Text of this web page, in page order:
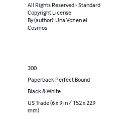
All Rights Reserved - Standard
Copyright License
By (author): Una Voz en el
Cosmos
300
Paperback Perfect Bound
Black & White
US Trade (6 x 9 in / 152 x 229
mm)